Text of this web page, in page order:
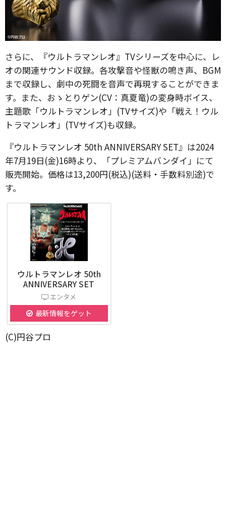
さらに、『ウルトラマンレオ』TVシリーズを中心に、レ
オの関連サウンド収録。各攻撃音や怪獣の鳴き声、BGM
まで収録し、劇中の死闘を音声で再現することができま
す。また、おゝとりゲン(CV：真夏竜)の変身時ボイス、
主題歌「ウルトラマンレオ」(TVサイズ)や「戦え！ウル
トラマンレオ」(TVサイズ)も収録。
『ウルトラマンレオ 50th ANNIVERSARY SET』は2024
年7月19日(金)16時より、「プレミアムバンダイ」にて
販売開始。価格は13,200円(税込)(送料・手数料別途)で
す。
ウルトラマンレオ 50th
ANNIVERSARY SET
エンタメ
最新情報をゲット
(C)円谷プロ